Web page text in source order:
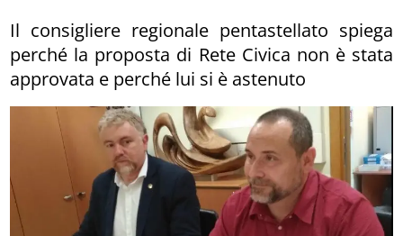
Il consigliere regionale pentastellato spiega
perché la proposta di Rete Civica non è stata
approvata e perché lui si è astenuto